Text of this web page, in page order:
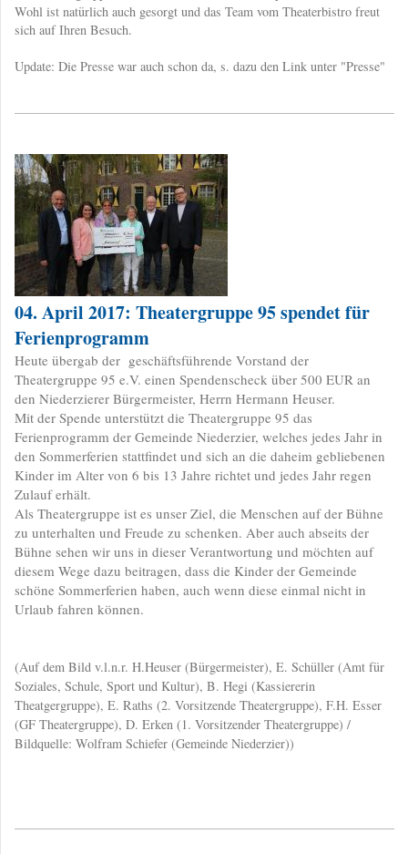
Wohl ist natürlich auch gesorgt und das Team vom Theaterbistro freut
sich auf Ihren Besuch.
Update: Die Presse war auch schon da, s. dazu den Link unter "Presse"
04. April 2017: Theatergruppe 95 spendet für
Ferienprogramm
Heute übergab der geschäftsführende Vorstand der
Theatergruppe 95 e.V. einen Spendenscheck über 500 EUR an
den Niederzierer Bürgermeister, Herrn Hermann Heuser.
Mit der Spende unterstützt die Theatergruppe 95 das
Ferienprogramm der Gemeinde Niederzier, welches jedes Jahr in
den Sommerferien stattfindet und sich an die daheim gebliebenen
Kinder im Alter von 6 bis 13 Jahre richtet und jedes Jahr regen
Zulauf erhält.
Als Theatergruppe ist es unser Ziel, die Menschen auf der Bühne
zu unterhalten und Freude zu schenken. Aber auch abseits der
Bühne sehen wir uns in dieser Verantwortung und möchten auf
diesem Wege dazu beitragen, dass die Kinder der Gemeinde
schöne Sommerferien haben, auch wenn diese einmal nicht in
Urlaub fahren können.
(Auf dem Bild v.l.n.r. H.Heuser (Bürgermeister), E. Schüller (Amt für
Soziales, Schule, Sport und Kultur), B. Hegi (Kassiererin
Theatgergruppe), E. Raths (2. Vorsitzende Theatergruppe), F.H. Esser
(GF Theatergruppe), D. Erken (1. Vorsitzender Theatergruppe) /
Bildquelle: Wolfram Schiefer (Gemeinde Niederzier))